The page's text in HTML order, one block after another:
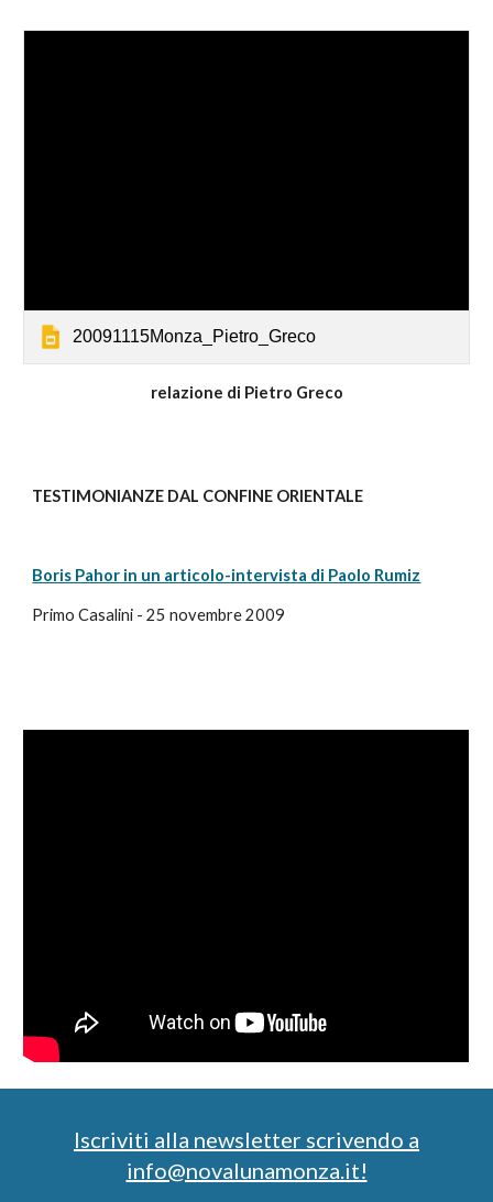
20091115Monza_Pietro_Greco
relazione di Pietro Greco
TESTIMONIANZE DAL CONFINE ORIENTALE
Boris Pahor in un articolo-intervista di Paolo Rumiz
Primo Casalini - 25 novembre 2009
Iscriviti alla newsletter scrivendo a
info@novalunamonza.it!